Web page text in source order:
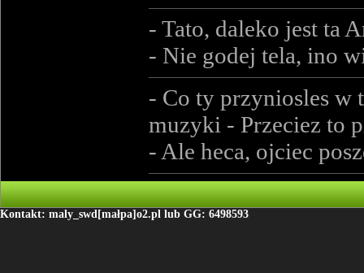
- Tato, daleko jest ta
- Nie godej tela, ino
- Co ty przyniosles w
muzyki - Przeciez to
- Ale heca, ojciec
Kontakt: maly_swd[małpa]o2.pl lub GG: 6498593